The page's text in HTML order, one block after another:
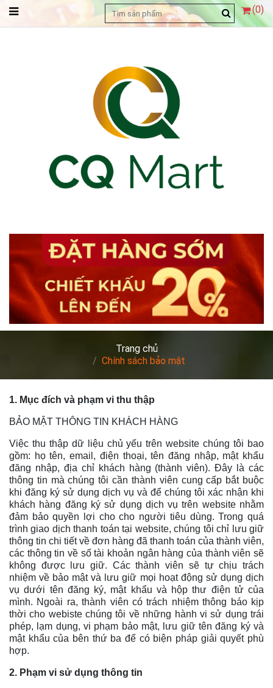
(0)
Trang chủ
Chính sách bảo mật
1. Mục đích và phạm vi thu thập
BẢO MẬT THÔNG TIN KHÁCH HÀNG
Việc thu thập dữ liệu chủ yếu trên website chúng tôi bao
gồm: họ tên, email, điện thoại, tên đăng nhập, mật khẩu
đăng nhập, địa chỉ khách hàng (thành viên). Đây là các
thông tin mà chúng tôi cần thành viên cung cấp bắt buộc
khi đăng ký sử dụng dịch vụ và để chúng tôi xác nhận khi
khách hàng đăng ký sử dụng dịch vụ trên website nhằm
đảm bảo quyền lợi cho cho người tiêu dùng. Trong quá
trình giao dịch thanh toán tại website, chúng tôi chỉ lưu giữ
thông tin chi tiết về đơn hàng đã thanh toán của thành viên,
các thông tin về số tài khoản ngân hàng của thành viên sẽ
không được lưu giữ. Các thành viên sẽ tự chịu trách
nhiệm về bảo mật và lưu giữ mọi hoạt động sử dụng dịch
vụ dưới tên đăng ký, mật khẩu và hộp thư điện tử của
mình. Ngoài ra, thành viên có trách nhiệm thông báo kịp
thời cho webiste chúng tôi về những hành vi sử dụng trái
phép, lạm dụng, vi phạm bảo mật, lưu giữ tên đăng ký và
mật khẩu của bên thứ ba để có biện pháp giải quyết phù
hợp.
2. Phạm vi sử dụng thông tin